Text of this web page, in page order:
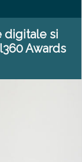
digitale si
Awards